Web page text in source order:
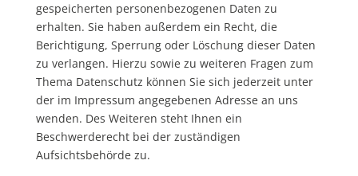
gespeicherten personenbezogenen Daten zu
erhalten. Sie haben außerdem ein Recht, die
Berichtigung, Sperrung oder Löschung dieser Daten
zu verlangen. Hierzu sowie zu weiteren Fragen zum
Thema Datenschutz können Sie sich jederzeit unter
der im Impressum angegebenen Adresse an uns
wenden. Des Weiteren steht Ihnen ein
Beschwerderecht bei der zuständigen
Aufsichtsbehörde zu.